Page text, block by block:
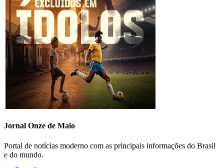
Jornal Onze de Maio
Portal de notícias moderno com as principais informações do Brasil
e do mundo.